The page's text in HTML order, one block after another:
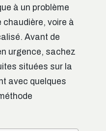
à un problème
chaudière, voire à
Avant de
urgence, sachez
situées sur la
avec quelques